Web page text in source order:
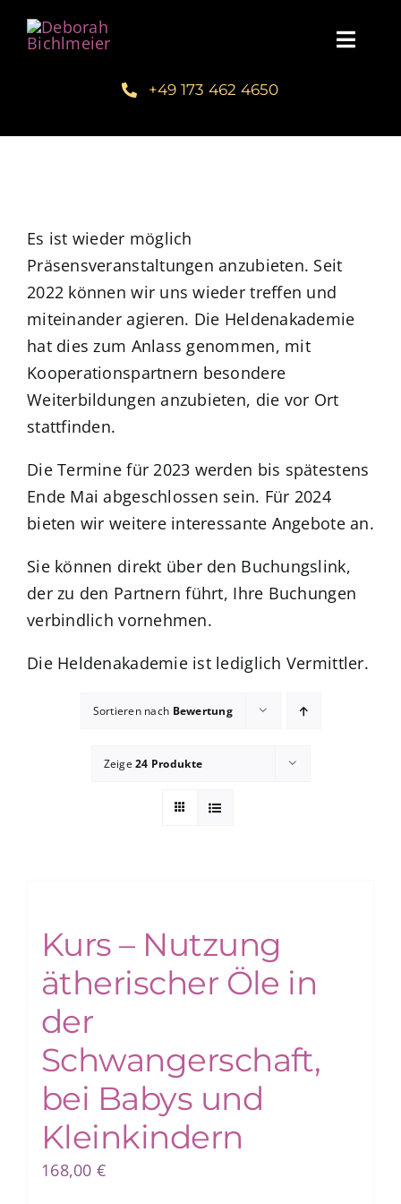
Inhalt
Schreib dein Buch
Kuntur Verlag
+49 173 462 4650
Es ist wieder möglich
Präsensveranstaltungen anzubieten. Seit
2022 können wir uns wieder treffen und
miteinander agieren. Die Heldenakademie
hat dies zum Anlass genommen, mit
Kooperationspartnern besondere
Weiterbildungen anzubieten, die vor Ort
stattfinden.
Die Termine für 2023 werden bis spätestens
Ende Mai abgeschlossen sein. Für 2024
bieten wir weitere interessante Angebote an.
Sie können direkt über den Buchungslink,
der zu den Partnern führt, Ihre Buchungen
verbindlich vornehmen.
Die Heldenakademie ist lediglich Vermittler.
Sortieren nach Bewertung
Zeige24 Produkte
Kurs – Nutzung
ätherischer Öle in
der
Schwangerschaft,
bei Babys und
Kleinkindern
168,00 €